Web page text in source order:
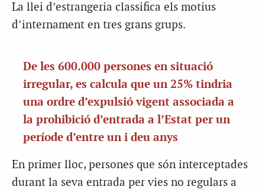
La llei d’estrangeria classifica els motius
d’internament en tres grans grups.
De les 600.000 persones en situació
irregular, es calcula que un 25% tindria
una ordre d’expulsió vigent associada a
la prohibició d’entrada a l’Estat per un
període d’entre un i deu anys
En primer lloc, persones que són interceptades
durant la seva entrada per vies no regulars a